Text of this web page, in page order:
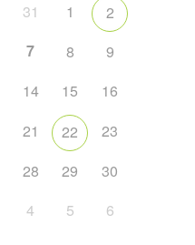
31 1
2
7 8
9
14 15
16
21 22
23
28 29
30
4 5 6